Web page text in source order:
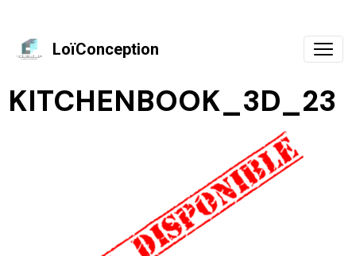
LoïConception
KITCHENBOOK_3D_23